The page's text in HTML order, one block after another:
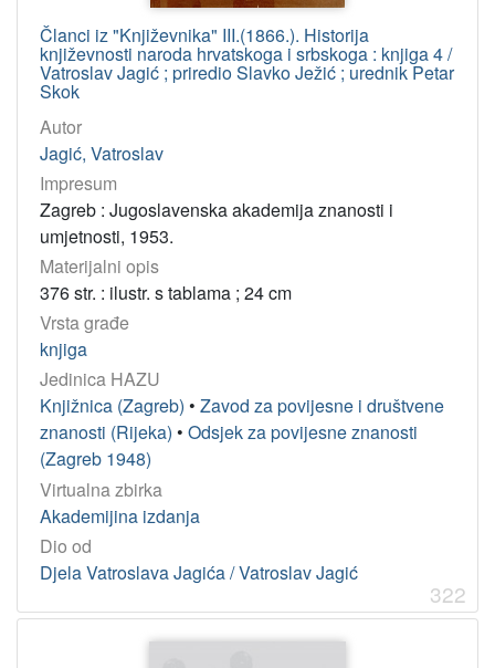
Članci iz "Književnika" III.(1866.). Historija
književnosti naroda hrvatskoga i srbskoga : knjiga 4 /
Vatroslav Jagić ; priredio Slavko Ježić ; urednik Petar
Skok
Autor
Jagić, Vatroslav
Impresum
Zagreb : Jugoslavenska akademija znanosti i
umjetnosti, 1953.
Materijalni opis
376 str. : ilustr. s tablama ; 24 cm
Vrsta građe
knjiga
Jedinica HAZU
Knjižnica (Zagreb) • Zavod za povijesne i društvene
znanosti (Rijeka) • Odsjek za povijesne znanosti
(Zagreb 1948)
Virtualna zbirka
Akademijina izdanja
Dio od
Djela Vatroslava Jagića / Vatroslav Jagić
322